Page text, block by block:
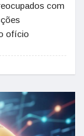
com
ofício